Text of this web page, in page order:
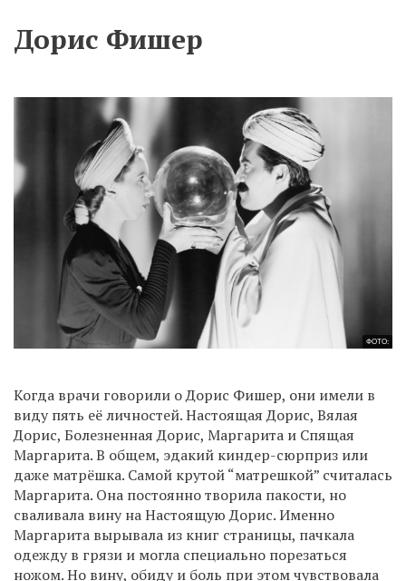
Дорис Фишер
ФОТО:
Когда врачи говорили о Дорис Фишер, они имели в
виду пять её личностей. Настоящая Дорис, Вялая
Дорис, Болезненная Дорис, Маргарита и Спящая
Маргарита. В общем, эдакий киндер-сюрприз или
даже матрёшка. Самой крутой “матрешкой” считалась
Маргарита. Она постоянно творила пакости, но
сваливала вину на Настоящую Дорис. Именно
Маргарита вырывала из книг страницы, пачкала
одежду в грязи и могла специально порезаться
ножом. Но вину, обиду и боль при этом чувствовала